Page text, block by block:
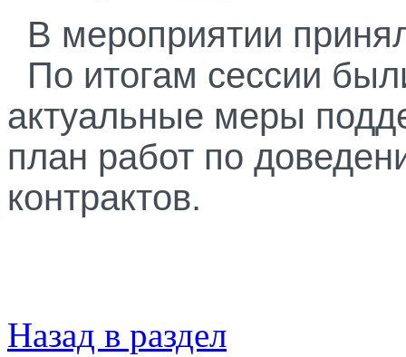
В мероприятии
По итогам сессии
актуальные меры
план работ по
контрактов.
Назад в раздел